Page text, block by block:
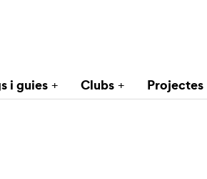
i guies Clubs Projectes